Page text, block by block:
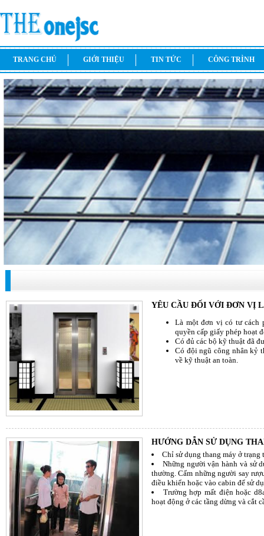
TRANG CHỦ GIỚI THIỆU TIN TỨC CÔNG TRÌNH
YÊU CẦU ĐỐI VỚI ĐƠN VỊ
Là một đơn vị có tư cách
quyền cấp giấy phép hoạt
Có đủ các bộ kỹ thuật đã
Có đội ngũ công nhân kỷ
về kỹ thuật an toàn.
HƯỚNG DẪN SỬ DỤNG
Chỉ sử dụng thang máy ở
Những người vận hành và sử
thường. Cấm những người say
điều khiển hoặc vào cabin để sử
Trường hợp mất điện hoặc
hoạt động ở các tầng dừng và cắt